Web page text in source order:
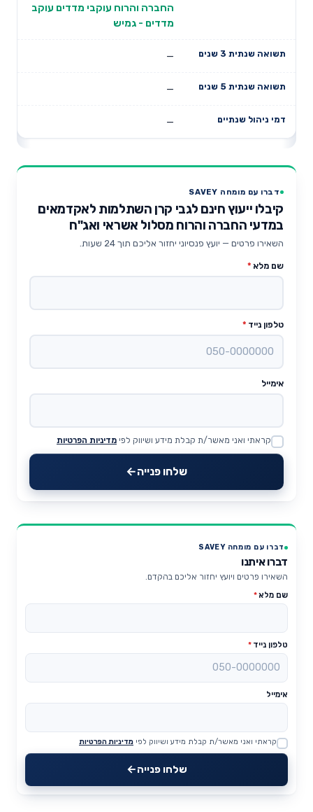
החברה והרוח עוקבי מדדים עוקב
מדדים - גמיש
—
—
—
דברו עם מומחה SAVEY
קיבלו ייעוץ חינם לגבי קרן השתלמות לאקדמאים
במדעי החברה והרוח מסלול אשראי ואג"ח
השאירו פרטים — יועץ פנסיוני יחזור אליכם תוך 24 שעות.
שם מלא *
טלפון נייד *
אימייל
Website
קראתי ואני מאשר/ת קבלת מידע ושיווק לפי מדיניות הפרטיות
שלחו פנייה
דברו עם מומחה SAVEY
דברו איתנו
השאירו פרטים ויועץ יחזור אליכם בהקדם.
שם מלא*
טלפון נייד *
אימייל
Website
קראתי ואני מאשר/ת קבלת מידע ושיווק לפי מדיניות הפרטיות
שלחו פנייה